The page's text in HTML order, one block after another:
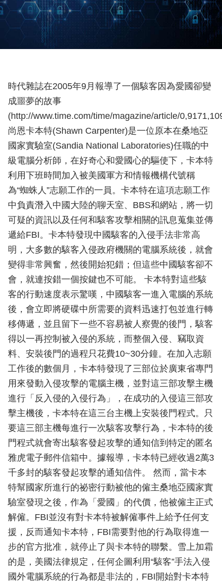
時代雜誌在2005年9月報導了一個駭客因為愛國卻變
成噩夢的故事
(http://www.time.com/time/magazine/article/
尚恩卡本特(Shawn Carpenter)是一位原本在桑地亞
國家實驗室(Sandia National Laboratories)任職的中
級電腦分析師，在好奇心和愛國心的驅使下，卡本特
利用下班時間加入被美國軍方和情報機構代號稱
為“蜘蛛人”志願工作的一員。卡本特在這項志願工作
中負責潛入中國大陸的聊天室、BBS和網站，將一切
可疑的資訊以及任何和駭客攻擊相關的訊息蒐集並傳
遞給FBI。卡本特發現中國駭客的入侵手法非常高
明，大多數的駭客入侵政府機關的電腦系統後，就會
變得非常興奮，然後開始犯錯；但這些中國駭客卻不
會，就連按錯一個按鍵也不可能。 卡本特對這些駭
客的行動速度表示驚嘆，中國駭客一進入電腦的系統
後，會立即將硬碟中所需要的資料迅速打包並進行轉
移傳遞，並且留下一些不容易被人察覺的後門，駭客
得以一再控制被入侵的系統，而整個入侵、竊取資
料、安裝後門的過程只花費10~30分鐘。在加入志願
工作後的數個月，卡本特發現了三部位於廣東省專門
用來發動入侵攻擊的電腦主機，並對這三部攻擊主機
進行「反入侵的入侵行為」，在成功的入侵這三部攻
擊主機後，卡本特在這三台主機上安裝後門程式。只
要這三部主機每進行一次駭客攻擊行為，卡本特的後
門程式就會寄出駭客發起攻擊的通知信到特定的匿名
雅虎電子郵件信箱中。據報導，卡本特已經收過2萬3
千多封的駭客發起攻擊的通知信件。 然而，當卡本
特幫國家所進行的祕密行動被他的僱主桑地亞國家實
驗室發現之後，作為「愛國」的代價，他被僱主正式
解僱。FBI並沒有對卡本特被解僱事件上給予任何支
援，反而通知卡本特，FBI需要對他的行為取得進一
步的官方批准，就停止了與卡本特的聯繫。雪上加霜
的是，美國法律規定，任何企圖利用“駭客”手法入侵
國外電腦系統的行為都是非法的，FBI開始對卡本特